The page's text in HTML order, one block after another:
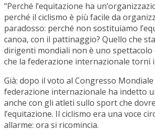
“Perché l’equitazione ha
perché il ciclismo è più facile da
paradosso: perché non sostituiamo
canoa, con il pattinaggio? Quello che
dirigenti mondiali non è uno spettacolo
che la federazione internazionale torni
Già: dopo il voto al Congresso Mondiale
federazione internazionale ha indetto
anche con gli atleti sullo sport che
l’equitazione. Il ciclismo era una voce
allarme: ora si ricomincia.